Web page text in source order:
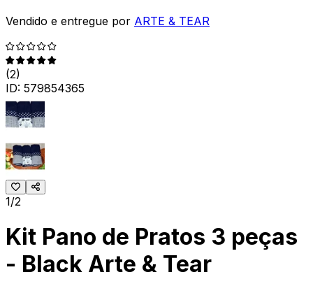
Vendido e entregue por ARTE & TEAR
(2)
ID: 579854365
1/2
Kit Pano de Pratos 3 peças
- Black Arte & Tear